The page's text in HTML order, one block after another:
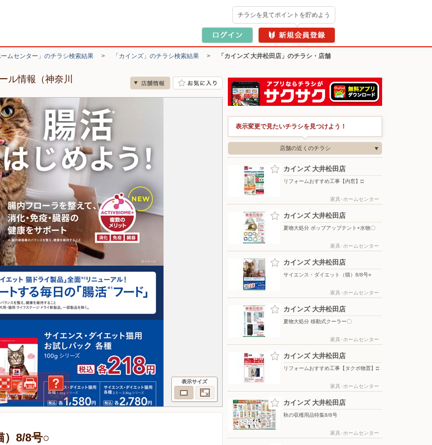
チラシを見てポイントを貯めよう
ームセンター」のチラシ検索結果 > 「カインズ」のチラシ検索結果 >
「カインズ 大井松田店」のチラシ・店舗
ル情報（神奈川
表示サイズ
）8/8号○
表示変更で見たいチラシを見つけよう！
店舗の近くのチラシ
カインズ 大井松田店
リフォームおすすめ工事【内窓】□
家具･ホームセンター
カインズ 大井松田店
夏物大処分 ポップアップテント+水物〇
家具･ホームセンター
カインズ 大井松田店
サイエンス・ダイエット（猫）8/8号○
家具･ホームセンター
カインズ 大井松田店
夏物大処分 移動式クーラー〇
家具･ホームセンター
カインズ 大井松田店
リフォームおすすめ工事【タクボ物置】□
家具･ホームセンター
カインズ 大井松田店
秋の収穫用品特集8/8号
家具･ホームセンター